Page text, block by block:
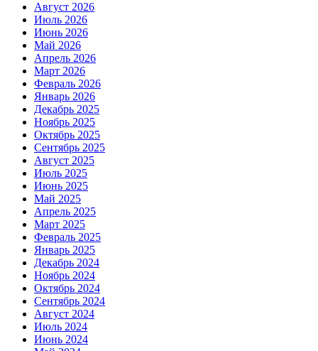
Август 2026
Июль 2026
Июнь 2026
Май 2026
Апрель 2026
Март 2026
Февраль 2026
Январь 2026
Декабрь 2025
Ноябрь 2025
Октябрь 2025
Сентябрь 2025
Август 2025
Июль 2025
Июнь 2025
Май 2025
Апрель 2025
Март 2025
Февраль 2025
Январь 2025
Декабрь 2024
Ноябрь 2024
Октябрь 2024
Сентябрь 2024
Август 2024
Июль 2024
Июнь 2024